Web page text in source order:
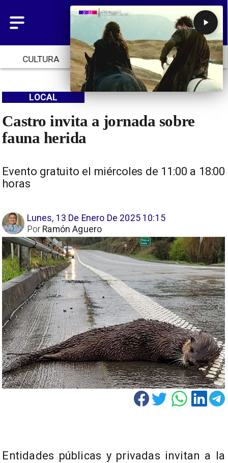
CULTURA TENDENCIAS INICIO
Castro invita a jornada sobre
fauna herida
Evento gratuito el miércoles de 11:00 a 18:00
horas
LOCAL
Lunes, 13 De Enero De 2025 10:15
Ramón Aguero
Por
Entidades públicas y privadas invitan a la